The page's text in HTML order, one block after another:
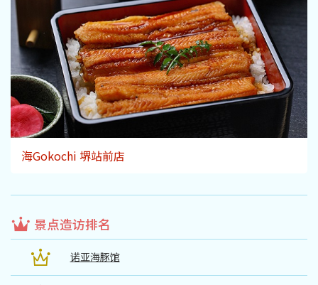
海Gokochi 堺站前店
景点造访排名
诺亚海豚馆